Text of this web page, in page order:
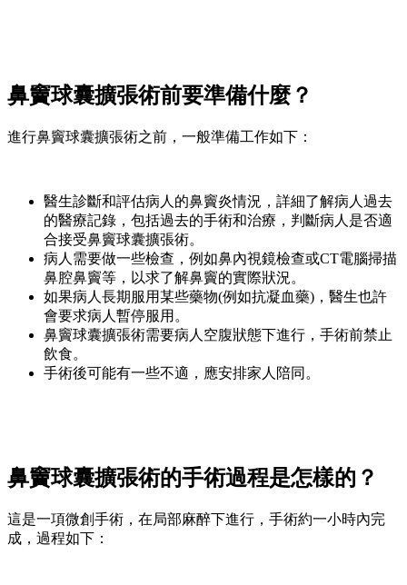
鼻竇球囊擴張術前要準備什麼？
進行鼻竇球囊擴張術之前，一般準備工作如下：
醫生診斷和評估病人的鼻竇炎情況，詳細了解病人過去
的醫療記錄，包括過去的手術和治療，判斷病人是否適
合接受鼻竇球囊擴張術。
病人需要做一些檢查，例如鼻內視鏡檢查或CT電腦掃描
鼻腔鼻竇等，以求了解鼻竇的實際狀況。
如果病人長期服用某些藥物(例如抗凝血藥)，醫生也許
會要求病人暫停服用。
鼻竇球囊擴張術需要病人空腹狀態下進行，手術前禁止
飲食。
手術後可能有一些不適，應安排家人陪同。
鼻竇球囊擴張術的手術過程是怎樣的？
這是一項微創手術，在局部麻醉下進行，手術約一小時內完
成，過程如下：